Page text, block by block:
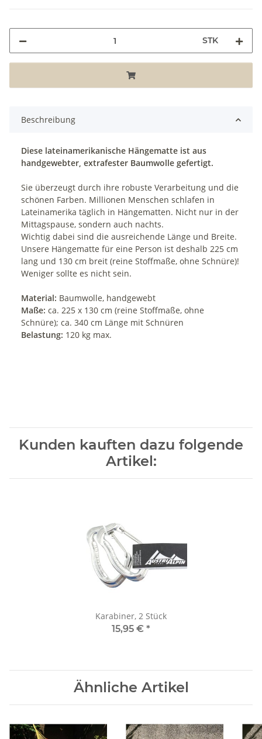
STK
Beschreibung
Diese lateinamerikanische Hängematte ist aus
handgewebter, extrafester Baumwolle gefertigt.
Sie überzeugt durch ihre robuste Verarbeitung und die
schönen Farben. Millionen Menschen schlafen in
Lateinamerika täglich in Hängematten. Nicht nur in der
Mittagspause, sondern auch nachts.
Wichtig dabei sind die ausreichende Länge und Breite.
Unsere Hängematte für eine Person ist deshalb 225 cm
lang und 130 cm breit (reine Stoffmaße, ohne Schnüre)!
Weniger sollte es nicht sein.
Material: Baumwolle, handgewebt
Maße: ca. 225 x 130 cm (reine Stoffmaße, ohne
Schnüre); ca. 340 cm Länge mit Schnüren
Belastung: 120 kg max.
Kunden kauften dazu folgende
Artikel:
Karabiner, 2 Stück
15,95 € *
Ähnliche Artikel